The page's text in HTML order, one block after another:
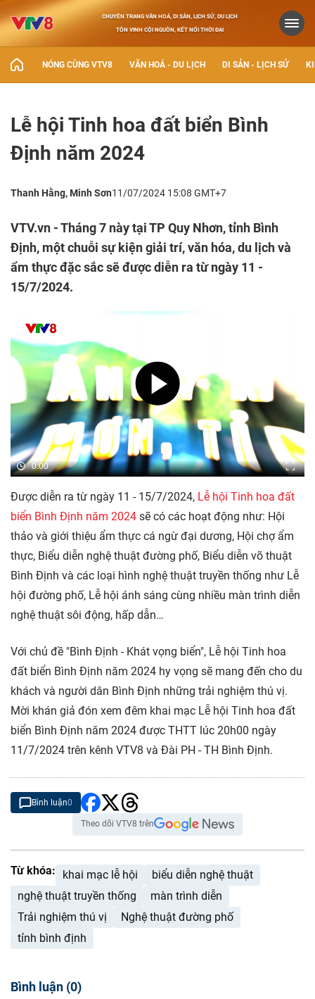
CHUYÊN TRANG VĂN HOÁ, DI SẢN, LỊCH SỬ, DU LỊCH
TÔN VINH CỘI NGUỒN, KẾT NỐI THỜI ĐẠI
NÓNG CÙNG VTV8 VĂN HOÁ - DU LỊCH DI SẢN - LỊCH SỬ
Lễ hội Tinh hoa đất biển Bình
Định năm 2024
Thanh Hằng, Minh Sơn11/07/2024 15:08 GMT+7
VTV.vn - Tháng 7 này tại TP Quy Nhơn, tỉnh Bình
Định, một chuỗi sự kiện giải trí, văn hóa, du lịch và
ẩm thực đặc sắc sẽ được diễn ra từ ngày 11 -
15/7/2024.
0:00
Được diễn ra từ ngày 11 - 15/7/2024, Lễ hội Tinh hoa đất
biển Bình Định năm 2024 sẽ có các hoạt động như: Hội
thảo và giới thiệu ẩm thực cá ngừ đại dương, Hội chợ ẩm
thực, Biểu diễn nghệ thuật đường phố, Biểu diễn võ thuật
Bình Định và các loại hình nghệ thuật truyền thống như Lễ
hội đường phố, Lễ hội ánh sáng cùng nhiều màn trình diễn
nghệ thuật sôi động, hấp dẫn…
Với chủ đề "Bình Định - Khát vọng biển", Lễ hội Tinh hoa
đất biển Bình Định năm 2024 hy vọng sẽ mang đến cho du
khách và người dân Bình Định những trải nghiệm thú vị.
Mời khán giả đón xem đêm khai mạc Lễ hội Tinh hoa đất
biển Bình Định năm 2024 được THTT lúc 20h00 ngày
11/7/2024 trên kênh VTV8 và Đài PH - TH Bình Định.
Bình luận0
Theo dõi VTV8 trên
Từ khóa: khai mạc lễ hội
biểu diễn nghệ thuật
nghệ thuật truyền thống
màn trình diễn
Trải nghiệm thú vị
Nghệ thuật đường phố
tỉnh bình định
Bình luận (0)